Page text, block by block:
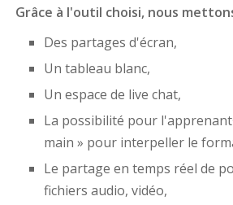
Grâce à l'outil choisi, nous
Des partages d'écran,
Un tableau blanc,
Un espace de live chat,
La possibilité pour
main » pour interpeller le
Le partage en temps réel de
fichiers audio, vidéo,